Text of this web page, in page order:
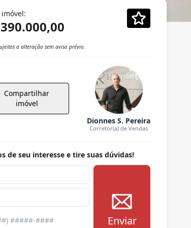
a alteração sem aviso prévio.
Compartilhar
imóvel
Dionnes S. Pereira
Corretor(a) de Vendas
de seu interesse e tire suas dúvidas!
Enviar